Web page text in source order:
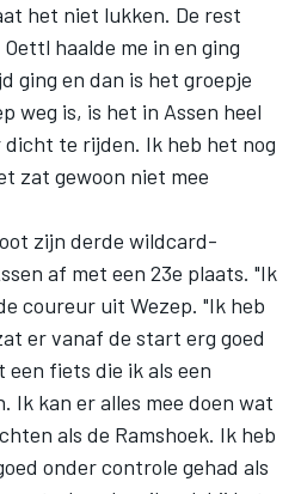
het niet lukken. De rest
haalde me in en ging
ging en dan is het groepje
weg is, is het in Assen heel
te rijden. Ik heb het nog
zat gewoon niet mee
zijn derde wildcard-
af met een 23e plaats. "Ik
coureur uit Wezep. "Ik heb
er vanaf de start erg goed
fiets die ik als een
Ik kan er alles mee doen wat
als de Ramshoek. Ik heb
onder controle gehad als